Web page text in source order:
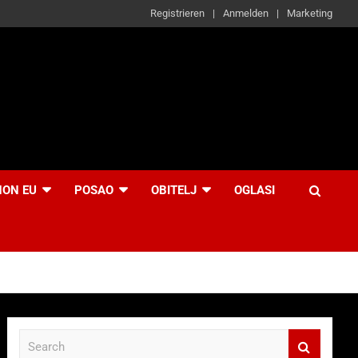
Registrieren Anmelden Marketing
EU POSAO OBITELJ OGLASI